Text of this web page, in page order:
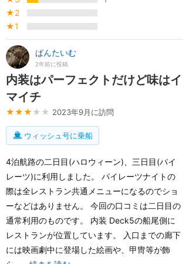
★2
★1
ぱんたいむ
2年前に投稿
内装はパーフェクトだけど味はイ
マイチ
★★★ ★★ 2023年9月に訪問
ウィッシュ号に乗船
4泊航路の二日目(ハロウィーン)、三日目(パイ
レーツ)に利用しました。 パイレーツナイトの
際は全レストラン共通メニューになるのでショ
ーなどはありません。 今回の口コミは二日目の
通常利用のものです。 内装 Deck5の船尾側に
レストランが位置しています。 入口までの廊下
には映画劇中に登場した絵画や、甲冑等が飾